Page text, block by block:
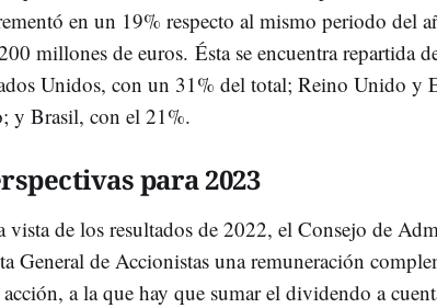
en un 19% respecto al mismo periodo del
millones de euros. Ésta se encuentra repartida
Unidos, con un 31% del total; Reino Unido y
y Brasil, con el 21%.
para 2023
vista de los resultados de 2022, el Consejo de
General de Accionistas una remuneración
a la que hay que sumar el dividendo a